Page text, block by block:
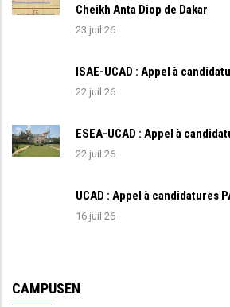
Cheikh Anta Diop de Dakar
23 juil 26
ISAE-UCAD : Appel à
22 juil 26
ESEA-UCAD : Appel à
22 juil 26
UCAD : Appel à candidatures
16 juil 26
CAMPUSEN